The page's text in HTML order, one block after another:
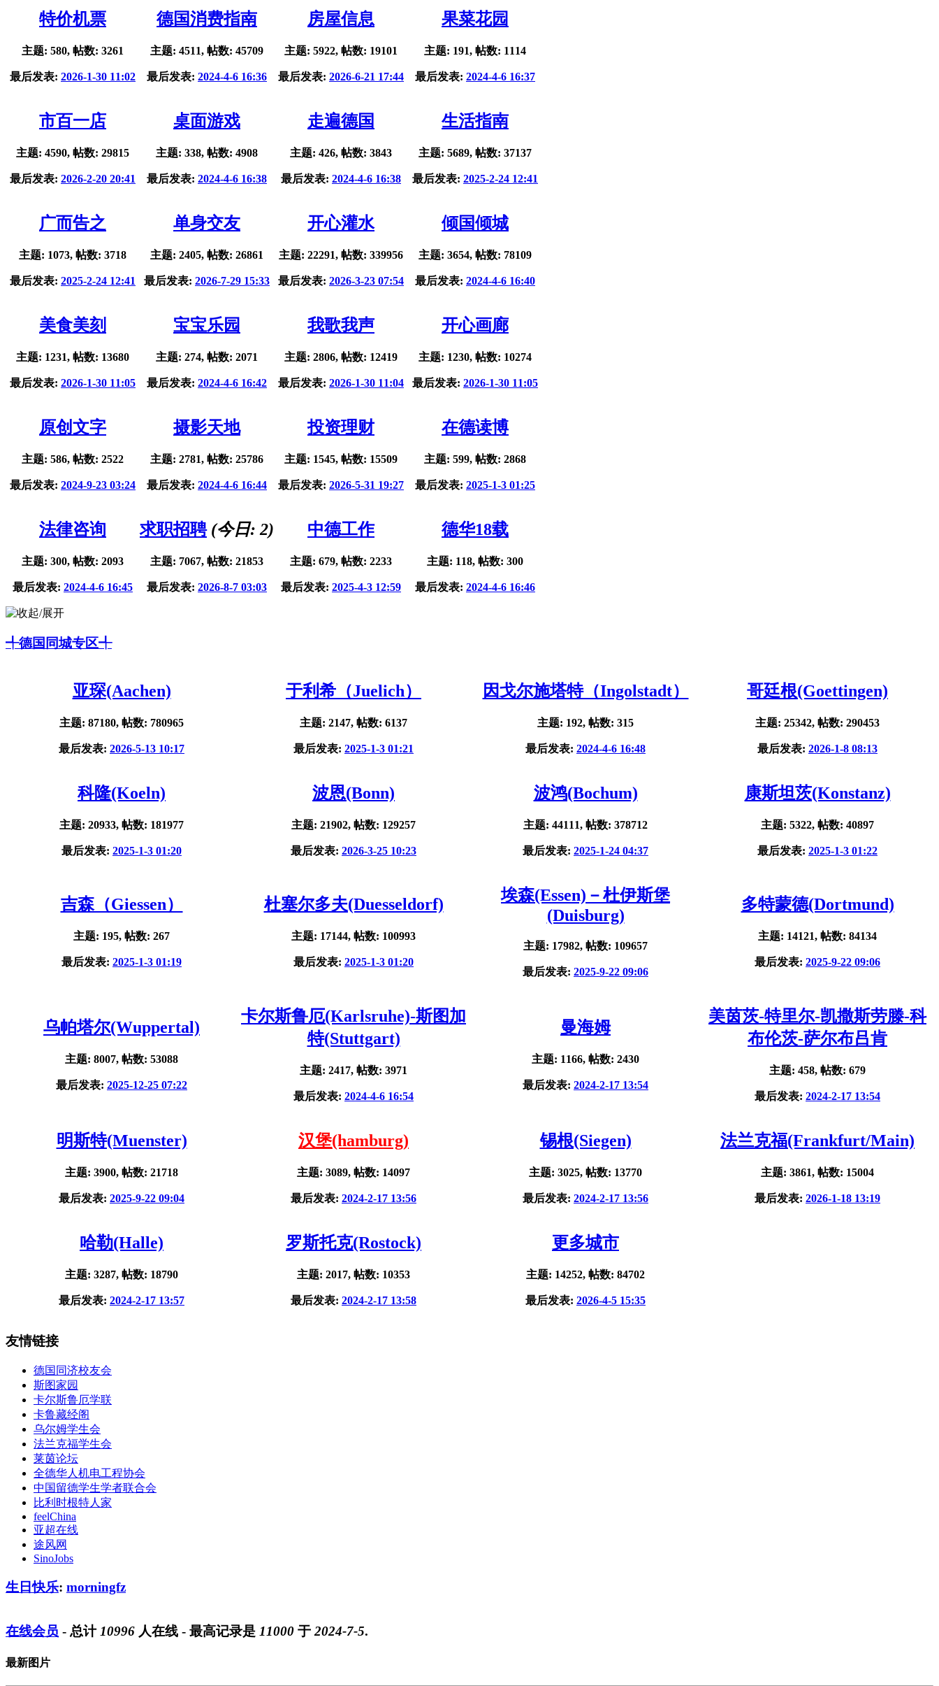
特价机票
主题: 580, 帖数: 3261
最后发表: 2026-1-30 11:02
德国消费指南
主题: 4511, 帖数: 45709
最后发表: 2024-4-6 16:36
房屋信息
主题: 5922, 帖数: 19101
最后发表: 2026-6-21 17:44
果菜花园
主题: 191, 帖数: 1114
最后发表: 2024-4-6 16:37
市百一店
主题: 4590, 帖数: 29815
最后发表: 2026-2-20 20:41
桌面游戏
主题: 338, 帖数: 4908
最后发表: 2024-4-6 16:38
走遍德国
主题: 426, 帖数: 3843
最后发表: 2024-4-6 16:38
生活指南
主题: 5689, 帖数: 37137
最后发表: 2025-2-24 12:41
广而告之
主题: 1073, 帖数: 3718
最后发表: 2025-2-24 12:41
单身交友
主题: 2405, 帖数: 26861
最后发表: 2026-7-29 15:33
开心灌水
主题: 22291, 帖数: 339956
最后发表: 2026-3-23 07:54
倾国倾城
主题: 3654, 帖数: 78109
最后发表: 2024-4-6 16:40
美食美刻
主题: 1231, 帖数: 13680
最后发表: 2026-1-30 11:05
宝宝乐园
主题: 274, 帖数: 2071
最后发表: 2024-4-6 16:42
我歌我声
主题: 2806, 帖数: 12419
最后发表: 2026-1-30 11:04
开心画廊
主题: 1230, 帖数: 10274
最后发表: 2026-1-30 11:05
原创文字
主题: 586, 帖数: 2522
最后发表: 2024-9-23 03:24
摄影天地
主题: 2781, 帖数: 25786
最后发表: 2024-4-6 16:44
投资理财
主题: 1545, 帖数: 15509
最后发表: 2026-5-31 19:27
在德读博
主题: 599, 帖数: 2868
最后发表: 2025-1-3 01:25
法律咨询
主题: 300, 帖数: 2093
最后发表: 2024-4-6 16:45
求职招聘(今日: 2)
主题: 7067, 帖数: 21853
最后发表: 2026-8-7 03:03
中德工作
主题: 679, 帖数: 2233
最后发表: 2025-4-3 12:59
德华18载
主题: 118, 帖数: 300
最后发表: 2024-4-6 16:46
╃德国同城专区╃
亚琛(Aachen)
主题: 87180, 帖数: 780965
最后发表: 2026-5-13 10:17
于利希（Juelich）
主题: 2147, 帖数: 6137
最后发表: 2025-1-3 01:21
因戈尔施塔特（Ingolstadt）
主题: 192, 帖数: 315
最后发表: 2024-4-6 16:48
哥廷根(Goettingen)
主题: 25342, 帖数: 290453
最后发表: 2026-1-8 08:13
科隆(Koeln)
主题: 20933, 帖数: 181977
最后发表: 2025-1-3 01:20
波恩(Bonn)
主题: 21902, 帖数: 129257
最后发表: 2026-3-25 10:23
波鸿(Bochum)
主题: 44111, 帖数: 378712
最后发表: 2025-1-24 04:37
康斯坦茨(Konstanz)
主题: 5322, 帖数: 40897
最后发表: 2025-1-3 01:22
吉森（Giessen）
主题: 195, 帖数: 267
最后发表: 2025-1-3 01:19
杜塞尔多夫(Duesseldorf)
主题: 17144, 帖数: 100993
最后发表: 2025-1-3 01:20
埃森(Essen)－杜伊斯堡
(Duisburg)
主题: 17982, 帖数: 109657
最后发表: 2025-9-22 09:06
多特蒙德(Dortmund)
主题: 14121, 帖数: 84134
最后发表: 2025-9-22 09:06
乌帕塔尔(Wuppertal)
主题: 8007, 帖数: 53088
最后发表: 2025-12-25 07:22
卡尔斯鲁厄(Karlsruhe)-斯图加
特(Stuttgart)
主题: 2417, 帖数: 3971
最后发表: 2024-4-6 16:54
曼海姆
主题: 1166, 帖数: 2430
最后发表: 2024-2-17 13:54
美茵茨-特里尔-凯撒斯劳滕-科
布伦茨-萨尔布吕肯
主题: 458, 帖数: 679
最后发表: 2024-2-17 13:54
明斯特(Muenster)
主题: 3900, 帖数: 21718
最后发表: 2025-9-22 09:04
汉堡(hamburg)
主题: 3089, 帖数: 14097
最后发表: 2024-2-17 13:56
锡根(Siegen)
主题: 3025, 帖数: 13770
最后发表: 2024-2-17 13:56
法兰克福(Frankfurt/Main)
主题: 3861, 帖数: 15004
最后发表: 2026-1-18 13:19
哈勒(Halle)
主题: 3287, 帖数: 18790
最后发表: 2024-2-17 13:57
罗斯托克(Rostock)
主题: 2017, 帖数: 10353
最后发表: 2024-2-17 13:58
更多城市
主题: 14252, 帖数: 84702
最后发表: 2026-4-5 15:35
友情链接
德国同济校友会
斯图家园
卡尔斯鲁厄学联
卡鲁藏经阁
乌尔姆学生会
法兰克福学生会
莱茵论坛
全德华人机电工程协会
中国留德学生学者联合会
比利时根特人家
feelChina
亚超在线
途风网
SinoJobs
生日快乐: morningfz
在线会员 - 总计10996 人在线 - 最高记录是 11000 于2024-7-5.
最新图片